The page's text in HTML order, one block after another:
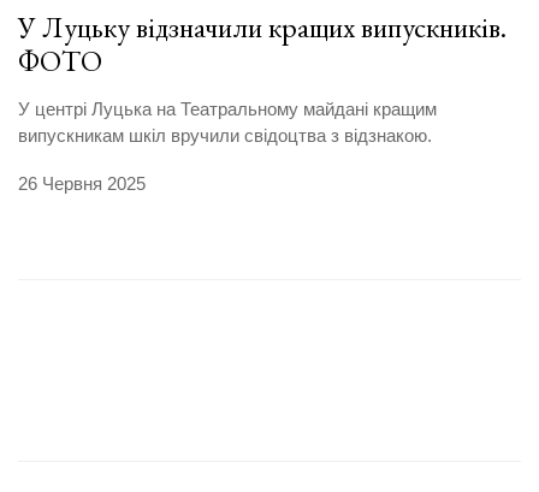
У Луцьку відзначили кращих випускників.
ФОТО
У центрі Луцька на Театральному майдані кращим
випускникам шкіл вручили свідоцтва з відзнакою.
26 Червня 2025